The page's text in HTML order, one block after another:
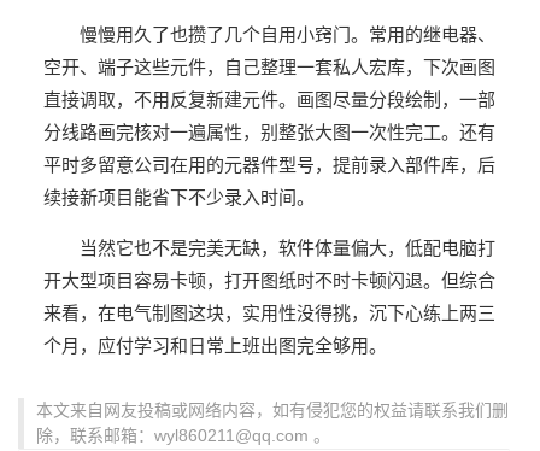
慢慢用久了也攒了几个自用小窍门。常用的继电器、
空开、端子这些元件，自己整理一套私人宏库，下次画图
直接调取，不用反复新建元件。画图尽量分段绘制，一部
分线路画完核对一遍属性，别整张大图一次性完工。还有
平时多留意公司在用的元器件型号，提前录入部件库，后
续接新项目能省下不少录入时间。
当然它也不是完美无缺，软件体量偏大，低配电脑打
开大型项目容易卡顿，打开图纸时不时卡顿闪退。但综合
来看，在电气制图这块，实用性没得挑，沉下心练上两三
个月，应付学习和日常上班出图完全够用。
本文来自网友投稿或网络内容，如有侵犯您的权益请联系我们删
除，联系邮箱：wyl860211@qq.com 。